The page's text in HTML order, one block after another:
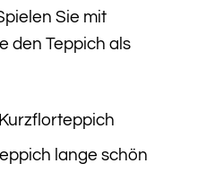
Sie mit
den Teppich als
lange schön